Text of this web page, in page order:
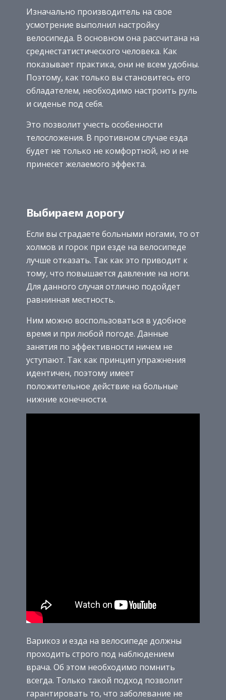
Изначально производитель на свое
усмотрение выполнил настройку
велосипеда. В основном она рассчитана на
среднестатистического человека. Как
показывает практика, они не всем удобны.
Поэтому, как только вы становитесь его
обладателем, необходимо настроить руль
и сиденье под себя.
Это позволит учесть особенности
телосложения. В противном случае езда
будет не только не комфортной, но и не
принесет желаемого эффекта.
Выбираем дорогу
Если вы страдаете больными ногами, то от
холмов и горок при езде на велосипеде
лучше отказать. Так как это приводит к
тому, что повышается давление на ноги.
Для данного случая отлично подойдет
равнинная местность.
Ним можно воспользоваться в удобное
время и при любой погоде. Данные
занятия по эффективности ничем не
уступают. Так как принцип упражнения
идентичен, поэтому имеет
положительное действие на больные
нижние конечности.
Варикоз и езда на велосипеде должны
проходить строго под наблюдением
врача. Об этом необходимо помнить
всегда. Только такой подход позволит
гарантировать то, что заболевание не